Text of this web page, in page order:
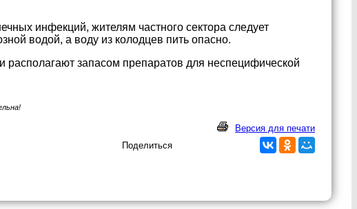
инфекций, жителям частного сектора следует
водой, а воду из колодцев пить опасно.
располагают запасом препаратов для неспецифической
Версия для печати
Поделиться